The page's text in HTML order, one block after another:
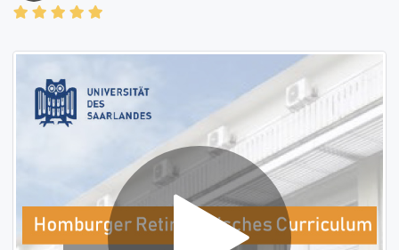
21.09.2025
Anonyme Bewertung